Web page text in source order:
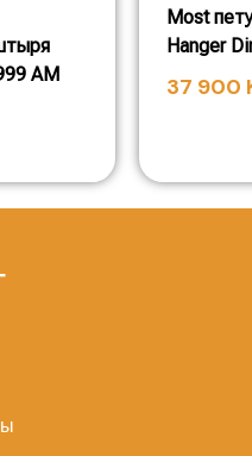
AM
Most
Hanger
37 900